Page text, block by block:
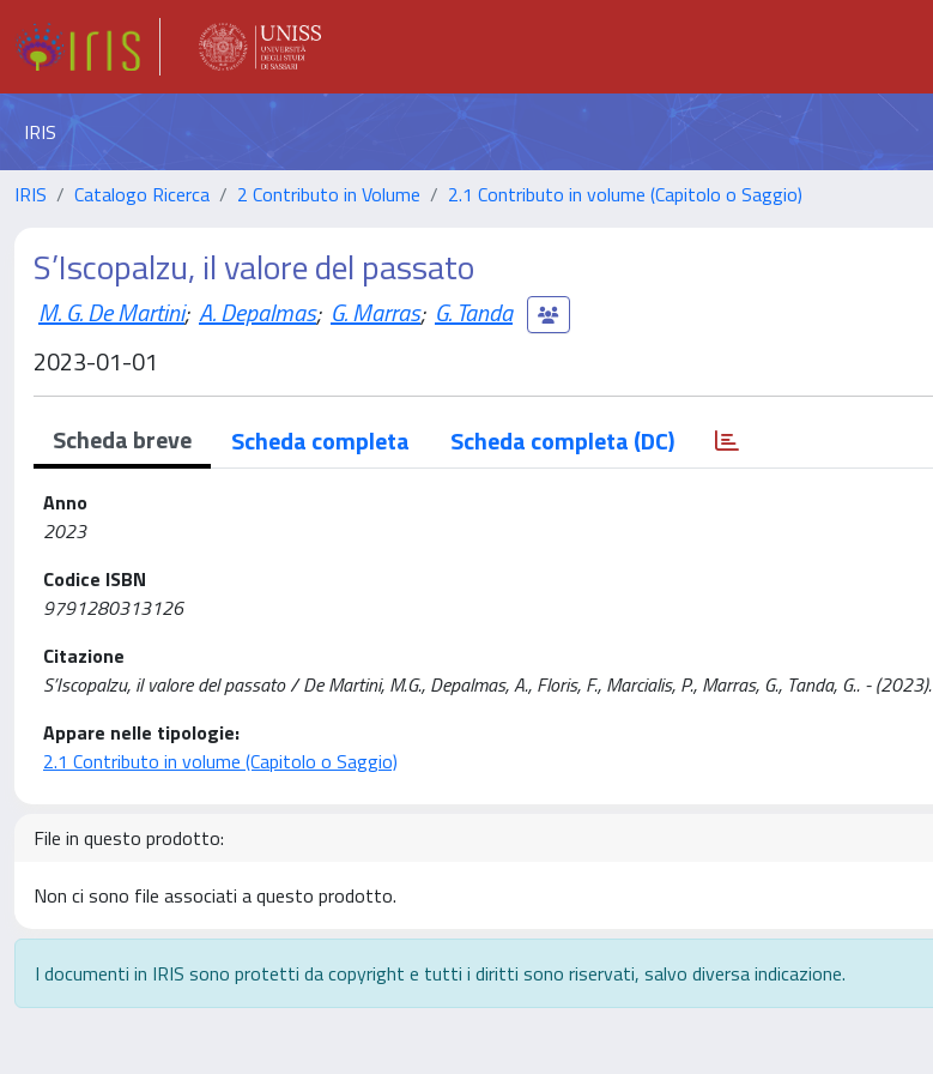
IRIS
IRIS Catalogo Ricerca 2 Contributo in Volume 2.1 Contributo in volume (Capitolo o Saggio)
S’Iscopalzu, il valore del passato
M. G. De Martini; A. Depalmas; G. Marras; G. Tanda
2023-01-01
Scheda breve Scheda completa Scheda completa (DC)
Anno
2023
Codice ISBN
9791280313126
Citazione
S’Iscopalzu, il valore del passato / De Martini, M.G., Depalmas, A., Floris, F., Marcialis, P., Marras, G., Tanda, G.. - (2023).
Appare nelle tipologie:
2.1 Contributo in volume (Capitolo o Saggio)
File in questo prodotto:
Non ci sono file associati a questo prodotto.
I documenti in IRIS sono protetti da copyright e tutti i diritti sono riservati, salvo diversa indicazione.